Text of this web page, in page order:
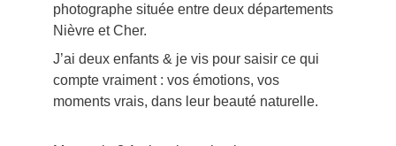
photographe située entre deux départements
Nièvre et Cher.
J’ai deux enfants & je vis pour saisir ce qui
compte vraiment : vos émotions, vos
moments vrais, dans leur beauté naturelle.